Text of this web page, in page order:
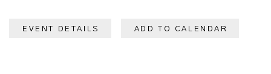
EVENT DETAILS ADD TO CALENDAR